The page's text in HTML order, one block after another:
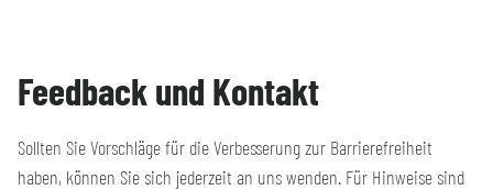
Feedback und Kontakt
Sollten Sie Vorschläge für die Verbesserung zur Barrierefreiheit
haben, können Sie sich jederzeit an uns wenden. Für Hinweise sind